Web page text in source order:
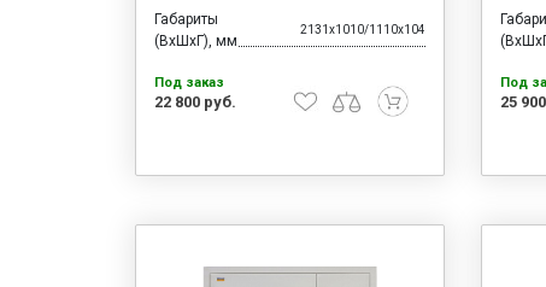
Габариты
(ВхШхГ), мм
2131x1010/1110x104
Под заказ
22 800 руб.
Под
25